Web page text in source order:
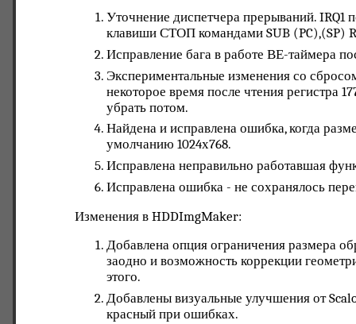
Уточнение диспетчера прерываний. IRQ1
клавиши СТОП командами SUB (PC),(SP)
Исправление бага в работе ВЕ-таймера
Экспериментальные изменения со
некоторое время после чтения регистра
убрать потом.
Найдена и исправлена ошибка, когда
умолчанию 1024х768.
Исправлена неправильно работавшая
Исправлена ошибка - не сохранялось
Изменения в HDDImgMaker:
Добавлена опция ограничения размера
заодно и возможность коррекции
этого.
Добавлены визуальные улучшения от
красный при ошибках.